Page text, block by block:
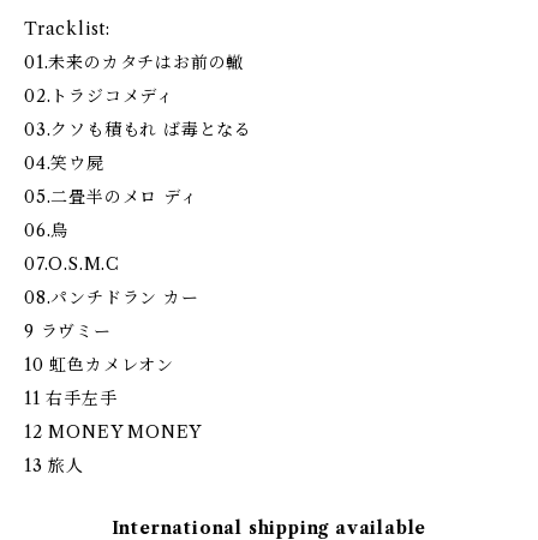
Tracklist:
01.未来のカタチはお前の轍
02.トラジコメディ
03.クソも積もれ ば毒となる
04.笑ウ屍
05.二畳半のメロ ディ
06.烏
07.O.S.M.C
08.パンチドラン カー
9 ラヴミー
10 虹色カメレオン
11 右手左手
12 MONEY MONEY
13 旅人
International shipping available